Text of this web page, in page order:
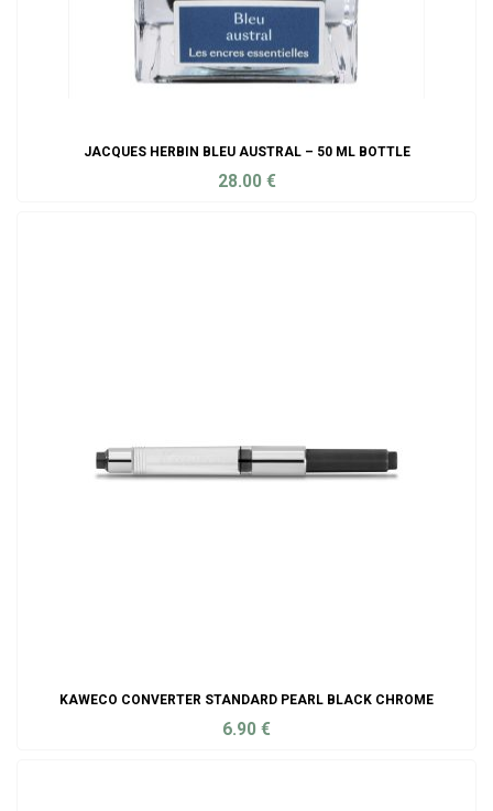
JACQUES HERBIN BLEU AUSTRAL – 50 ML BOTTLE
28.00 €
KAWECO CONVERTER STANDARD PEARL BLACK CHROME
6.90 €